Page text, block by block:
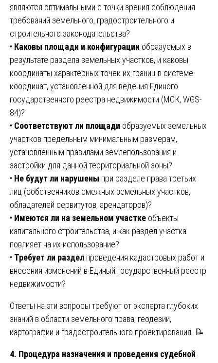
являются оптимальными с точки зрения соблюдения
требований земельного, градостроительного и
строительного законодательства?
• Каковы площади и конфигурации образуемых в
результате раздела земельных участков, и каковы
координаты характерных точек их границ в системе
координат, установленной для ведения Единого
государственного реестра недвижимости (МСК, WGS-
84)?
• Соответствуют ли площади образуемых земельных
участков предельным минимальным размерам,
установленным правилами землепользования и
застройки для данной территориальной зоны?
• Не будут ли нарушены при разделе права третьих
лиц (собственников смежных земельных участков,
обладателей сервитутов, арендаторов)?
• Имеются ли на земельном участке объекты
капитального строительства, и как раздел участка
повлияет на их использование?
• Требует ли раздел проведения кадастровых работ и
внесения изменений в Единый государственный реестр
недвижимости?
Ответы на эти вопросы требуют от эксперта глубоких
знаний в области земельного права, геодезии,
картографии и градостроительного проектирования. 📝
4. Процедура назначения и проведения судебной